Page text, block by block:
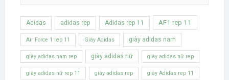
Adidas adidas rep Adidas rep 11 AF1 rep 11
Air Force 1 rep 11 Giày Adidas giày adidas nam
giày adidas nam rep giày adidas nữ giày adidas nữ rep
giày adidas nữ rep 11 giày adidas rep giày Adidas rep 11